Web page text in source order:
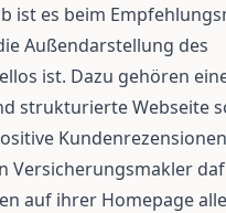
ist es beim
Außendarstellung des
ist. Dazu gehören
strukturierte Webseite
Versicherungsmakler
auf ihrer Homepage alle